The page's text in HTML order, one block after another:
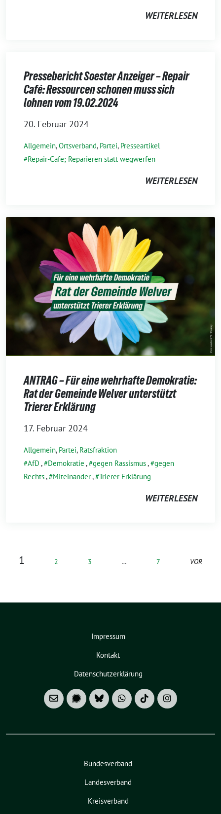
WEITERLESEN
Pressebericht Soester Anzeiger – Repair
Café: Ressourcen schonen muss sich
lohnen vom 19.02.2024
20. Februar 2024
Allgemein,Ortsverband, Partei, Presseartikel
Repair-Cafe; Reparieren statt wegwerfen
WEITERLESEN
ANTRAG – Für eine wehrhafte Demokratie:
Rat der Gemeinde Welver unterstützt
Trierer Erklärung
17. Februar 2024
Allgemein, Partei, Ratsfraktion
AfD , Demokratie , gegen Rassismus, gegen
Rechts, Miteinander, Trierer Erklärung
WEITERLESEN
1 2 3 … 7 VOR
Impressum
Kontakt
Datenschutzerklärung
Bundesverband
Landesverband
Kreisverband